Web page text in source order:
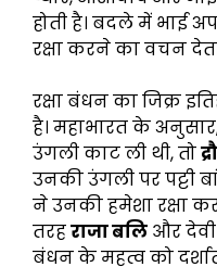
होती है। बदले में भाई
रक्षा करने का वचन
रक्षा बंधन का जिक्र
है। महाभारत के
उंगली काट ली थी, तो
उनकी उंगली पर पट्टी
ने उनकी हमेशा रक्षा
तरहराजा बलि और देवी
बंधन के महत्व को